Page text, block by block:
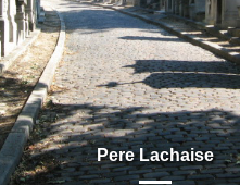
Pere Lachaise